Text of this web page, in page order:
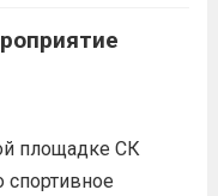
3000 м. с
Подготовил
площадке СК
спортивное